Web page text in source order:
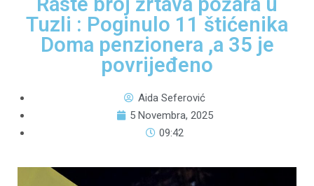
Tuzli : Poginulo 11 štićenika
Doma penzionera ,a 35 je
povrijeđeno
Aida Seferović
5 Novembra, 2025
09:42